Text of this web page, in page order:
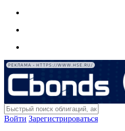
РЕКЛАМА • HTTPS://WWW.HSE.RU/
Войти Зарегистрироваться